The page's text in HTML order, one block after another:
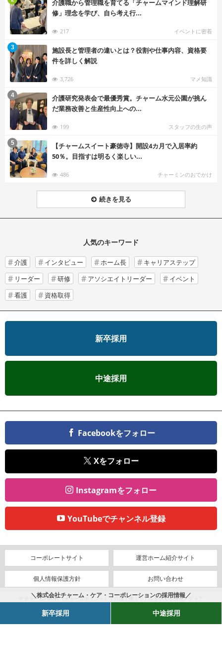
＼株式会社チャーム・ケア・コーポレーションの採用情報／
新卒採用 中途採用
介護職から管理職を育てる「チャームマインド理解研
修」理念を学び、自ら考え行...
217 イベントに密着
施設長と管理者の違いとは？役割や仕事内容、資格要
件を詳しく解説
3,726 マメ知識
3
介護研究発表会で最優秀賞。チャーム水元公園が挑ん
だ業務改善と生産性向上への...
199 スタッフの生の声
4
【チャームスイート豪徳寺】開設4カ月で入居率約
50％。目指すは明るく楽しい...
486 チャーミンのおでかけ
5
続きを見る
人気のキーワード
介護 インタビュー ホーム長
キャリアステップ
リーダー
研修 アソシエイトリーダー
イベント
看護
資格取得
新卒採用
中途採用
Facebookをフォロー
Xをフォロー
Instagramをフォロー
YouTubeでチャンネル登録
コーポレートサイト 運営ホーム紹介サイト
個人情報保護方針 お問い合わせ
© チャームPOINT（チャームポイント）｜介護で働くリアルを伝える情報メディア